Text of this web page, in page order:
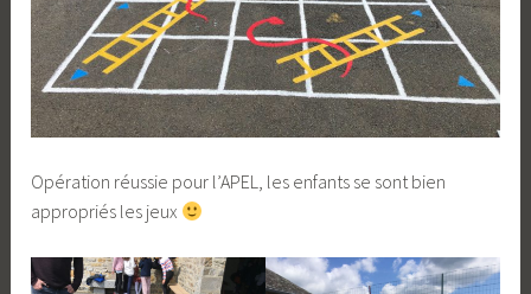
Opération réussie pour l’APEL, les enfants se sont bien
appropriés les jeux